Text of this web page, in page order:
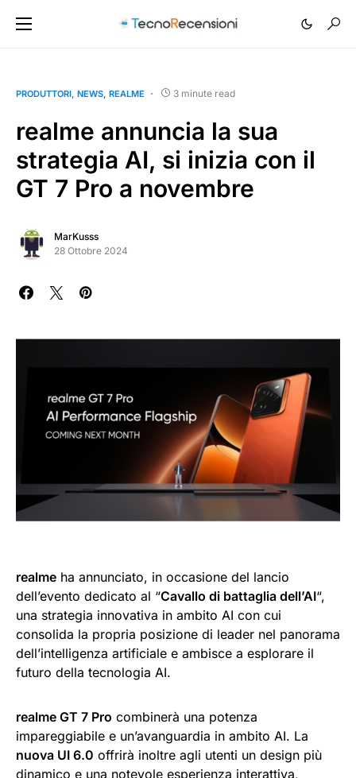
PRODUTTORI NEWS REALME 3 minute read
realme annuncia la sua
strategia AI, si inizia con il
GT 7 Pro a novembre
MarKusss
28 Ottobre 2024
realme ha annunciato, in occasione del lancio
dell’evento dedicato al “Cavallo di battaglia dell’AI“,
una strategia innovativa in ambito AI con cui
consolida la propria posizione di leader nel panorama
dell’intelligenza artificiale e ambisce a esplorare il
futuro della tecnologia AI.
realme GT 7 Pro combinerà una potenza
impareggiabile e un’avanguardia in ambito AI. La
nuova UI 6.0 offrirà inoltre agli utenti un design più
dinamico e una notevole esperienza interattiva,